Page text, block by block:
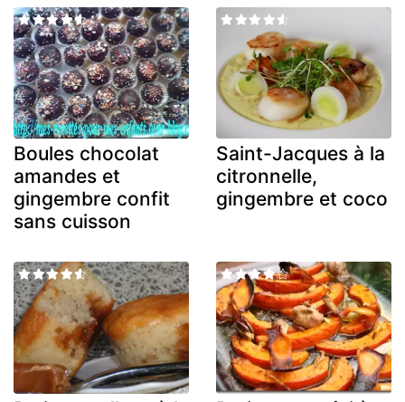
Boules chocolat
amandes et
gingembre confit
sans cuisson
Saint-Jacques à la
citronnelle,
gingembre et coco